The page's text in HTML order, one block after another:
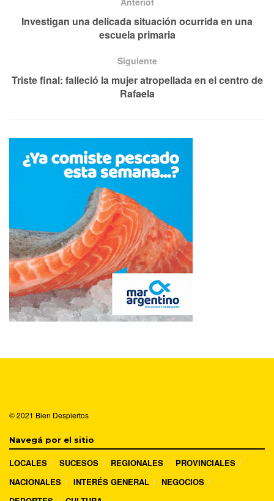
Investigan una delicada situación ocurrida en una
escuela primaria
Siguiente
Triste final: falleció la mujer atropellada en el centro de
Rafaela
© 2021 Bien Despiertos
Navegá por el sitio
LOCALES SUCESOS REGIONALES
PROVINCIALES
NACIONALES
INTERÉS GENERAL
NEGOCIOS